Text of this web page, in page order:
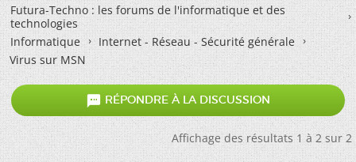
Futura-Techno : les forums de l'informatique et des
technologies
Informatique
Internet - Réseau - Sécurité générale
Virus sur MSN
 RÉPONDRE À LA DISCUSSION
Affichage des résultats 1 à 2 sur 2